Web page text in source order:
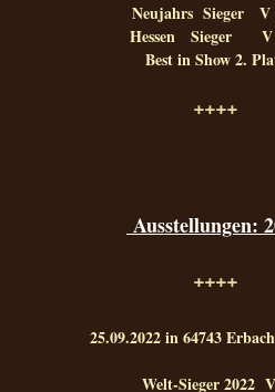
Neujahrs Sieger V
Hessen Sieger V
Best in Show 2.
++++
Ausstellungen:
++++
25.09.2022 in 64743
Welt-Sieger 2022